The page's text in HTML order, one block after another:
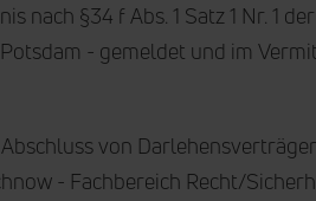
§34 f Abs. 1 Satz 1 Nr. 1
- gemeldet und im
von Darlehensverträgen
- Fachbereich Recht/